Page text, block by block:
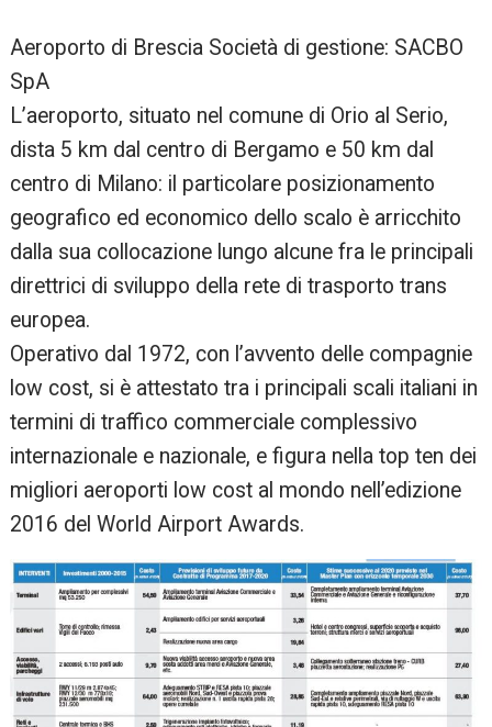
Aeroporto di Brescia Società di gestione: SACBO
SpA
L’aeroporto, situato nel comune di Orio al Serio,
dista 5 km dal centro di Bergamo e 50 km dal
centro di Milano: il particolare posizionamento
geografico ed economico dello scalo è arricchito
dalla sua collocazione lungo alcune fra le principali
direttrici di sviluppo della rete di trasporto trans
europea.
Operativo dal 1972, con l’avvento delle compagnie
low cost, si è attestato tra i principali scali italiani in
termini di traffico commerciale complessivo
internazionale e nazionale, e figura nella top ten dei
migliori aeroporti low cost al mondo nell’edizione
2016 del World Airport Awards.